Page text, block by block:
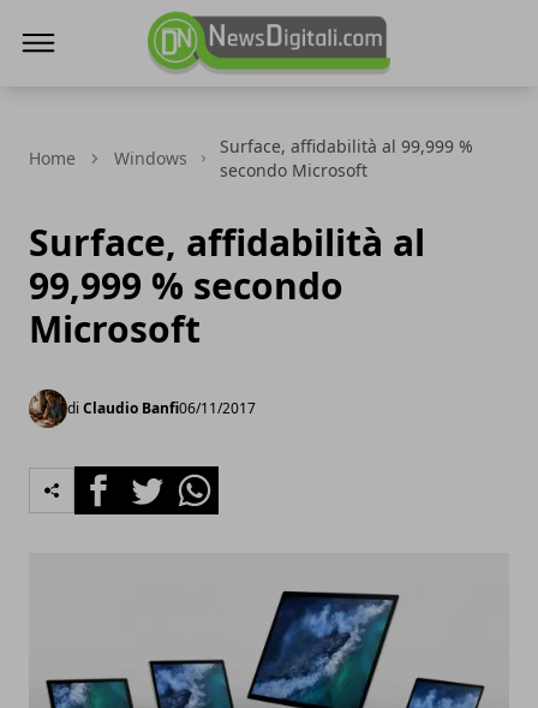
Home Windows
Surface, affidabilità al 99,999 %
secondo Microsoft
Surface, affidabilità al
99,999 % secondo
Microsoft
di Claudio Banfi06/11/2017
FacebookTwitterWhatsapp